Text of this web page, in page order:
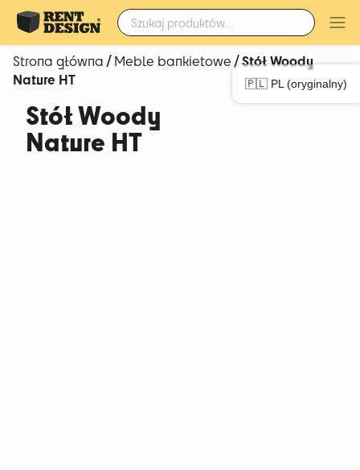
Szukaj:
🇵🇱 PL (oryginalny)
Strona główna/Meble bankietowe/ Stół Woody
Nature HT
Stół Woody
Nature HT